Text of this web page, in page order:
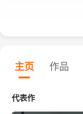
主页 作品
代表作